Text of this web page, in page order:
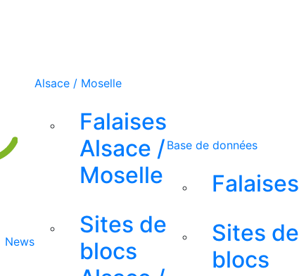
News
Alsace / Moselle
Falaises
Alsace /
Moselle
Sites de
blocs
Base de données
Falaises
Sites de
blocs